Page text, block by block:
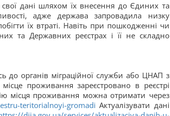
свої дані шляхом їх внесення до Єдиних та
адже держава запровадила низку
їх втраті. Навіть при пошкодженні чи
та Державних реєстрах і її не складно
до органів міграційної служби або ЦНАП з
проживання зареєстровано в реєстрі
місця проживання можна отримати через
teritorialnoyi-gromadi Актуалізувати дані